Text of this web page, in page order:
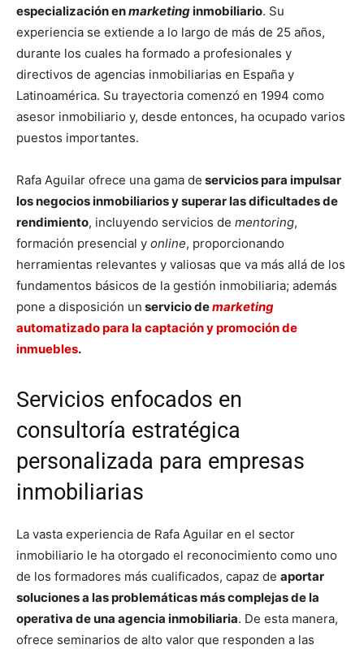
especialización enmarketinginmobiliario. Su
experiencia se extiende a lo largo de más de 25 años,
durante los cuales ha formado a profesionales y
directivos de agencias inmobiliarias en España y
Latinoamérica. Su trayectoria comenzó en 1994 como
asesor inmobiliario y, desde entonces, ha ocupado varios
puestos importantes.
Rafa Aguilar ofrece una gama de servicios para impulsar
los negocios inmobiliarios y superar las dificultades de
rendimiento, incluyendo servicios de mentoring,
formación presencial y online, proporcionando
herramientas relevantes y valiosas que va más allá de los
fundamentos básicos de la gestión inmobiliaria; además
pone a disposición un servicio demarketing
automatizado para la captación y promoción de
inmuebles.
Servicios enfocados en
consultoría estratégica
personalizada para empresas
inmobiliarias
La vasta experiencia de Rafa Aguilar en el sector
inmobiliario le ha otorgado el reconocimiento como uno
de los formadores más cualificados, capaz de aportar
soluciones a las problemáticas más complejas de la
operativa de una agencia inmobiliaria. De esta manera,
ofrece seminarios de alto valor que responden a las